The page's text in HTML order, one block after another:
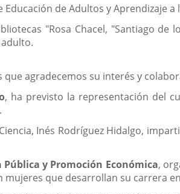
de Adultos y Aprendizaje a
"Rosa Chacel, "Santiago
que agradecemos su interés y
, ha previsto la representación del
Inés Rodríguez Hidalgo,
y Promoción Económica,
que desarrollan su carrera